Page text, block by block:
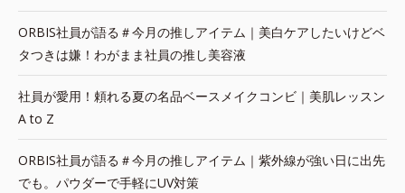
ORBIS社員が語る＃今月の推しアイテム｜美白ケアしたいけどベ
タつきは嫌！わがまま社員の推し美容液
社員が愛用！頼れる夏の名品ベースメイクコンビ｜美肌レッスン
A to Z
ORBIS社員が語る＃今月の推しアイテム｜紫外線が強い日に出先
でも。パウダーで手軽にUV対策